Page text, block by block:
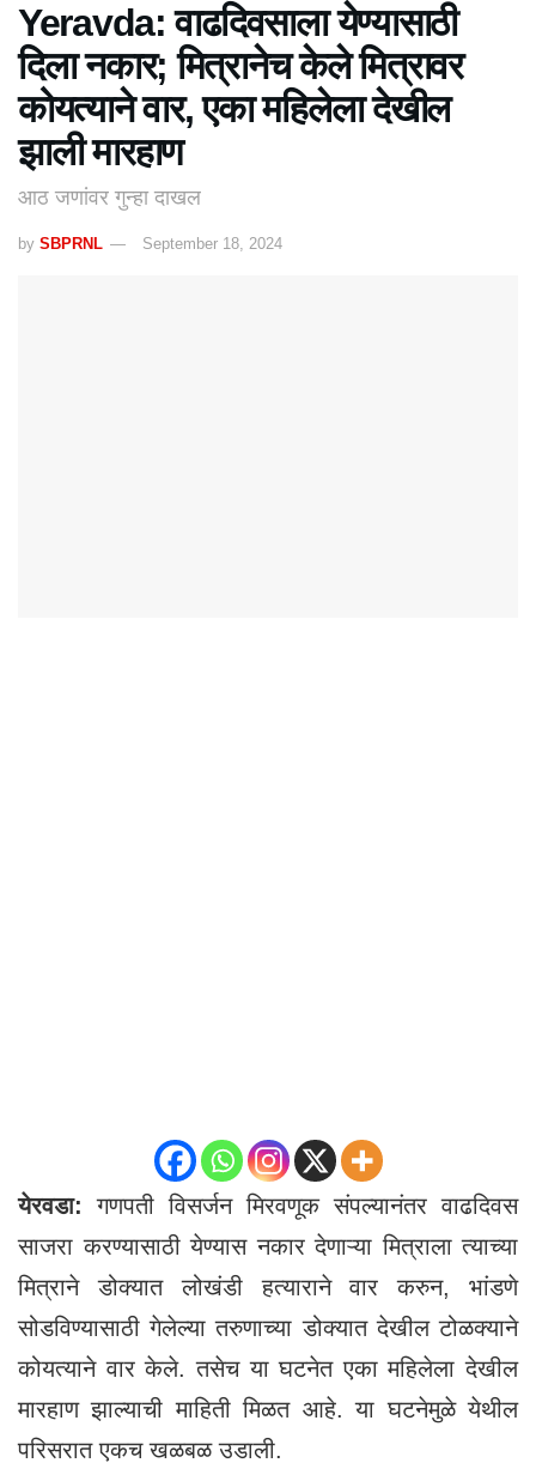
Yeravda: वाढदिवसाला येण्यासाठी
दिला नकार; मित्रानेच केले मित्रावर
कोयत्याने वार, एका महिलेला देखील
झाली मारहाण
आठ जणांवर गुन्हा दाखल
by SBPRNL September 18, 2024
येरवडा: गणपती विसर्जन मिरवणूक संपल्यानंतर वाढदिवस
साजरा करण्यासाठी येण्यास नकार देणाऱ्या मित्राला त्याच्या
मित्राने डोक्यात लोखंडी हत्याराने वार करुन, भांडणे
सोडविण्यासाठी गेलेल्या तरुणाच्या डोक्यात देखील टोळक्याने
कोयत्याने वार केले. तसेच या घटनेत एका महिलेला देखील
मारहाण झाल्याची माहिती मिळत आहे. या घटनेमुळे येथील
परिसरात एकच खळबळ उडाली.